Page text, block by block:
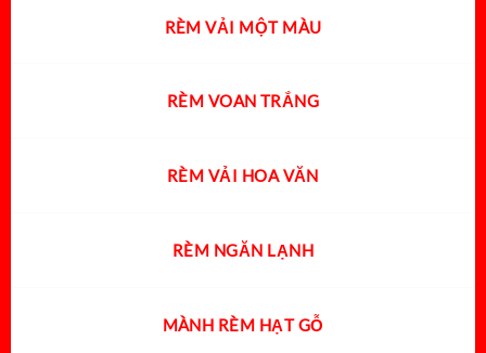
RÈM VẢI MỘT MÀU
RÈM VOAN TRẮNG
RÈM VẢI HOA VĂN
RÈM NGĂN LẠNH
MÀNH RÈM HẠT GỖ